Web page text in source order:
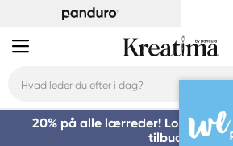
20% på alle lærreder! Log på for
tilbuddet »